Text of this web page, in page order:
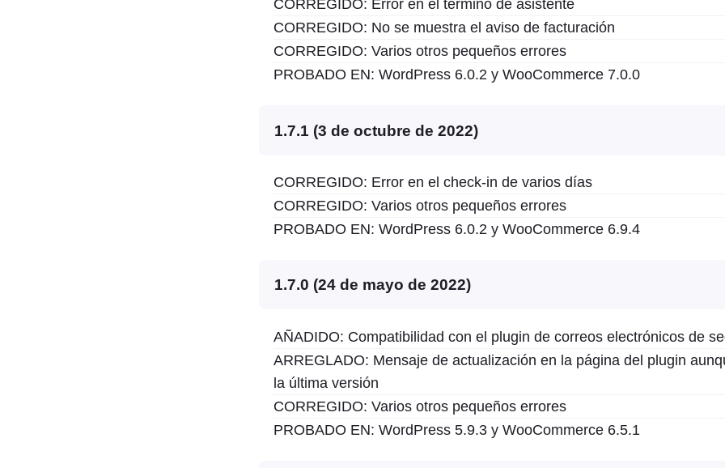
CORREGIDO: Error en el término de asistente
CORREGIDO: No se muestra el aviso de facturación
CORREGIDO: Varios otros pequeños errores
PROBADO EN: WordPress 6.0.2 y WooCommerce 7.0.0
1.7.1 (3 de octubre de 2022)
CORREGIDO: Error en el check-in de varios días
CORREGIDO: Varios otros pequeños errores
PROBADO EN: WordPress 6.0.2 y WooCommerce 6.9.4
1.7.0 (24 de mayo de 2022)
AÑADIDO: Compatibilidad con el plugin de correos electrónicos de
ARREGLADO: Mensaje de actualización en la página del plugin
la última versión
CORREGIDO: Varios otros pequeños errores
PROBADO EN: WordPress 5.9.3 y WooCommerce 6.5.1